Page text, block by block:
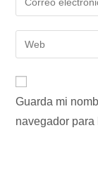
de
usuario
para
tu
dirección
de
para
comentar
la
de
tu
web
Guarda mi
navegador para